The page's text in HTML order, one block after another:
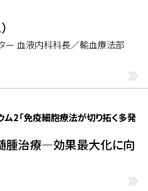
ー 血液内科科長／輸血療法部
ム2「免疫細胞療法が切り拓く多発
腫治療―効果最大化に向